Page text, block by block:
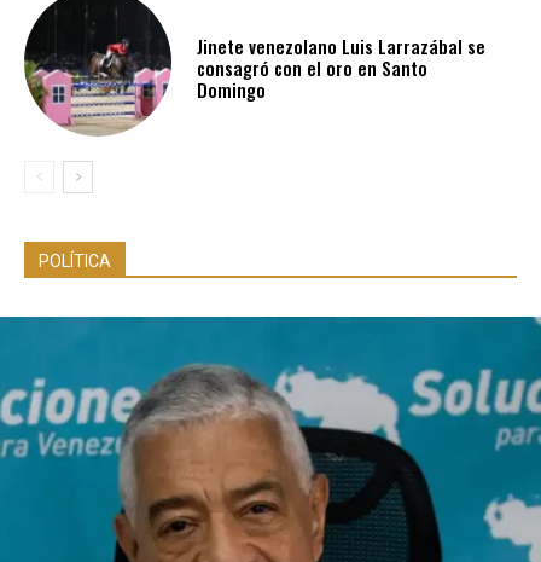
Jinete venezolano Luis Larrazábal se
consagró con el oro en Santo
Domingo
POLÍTICA